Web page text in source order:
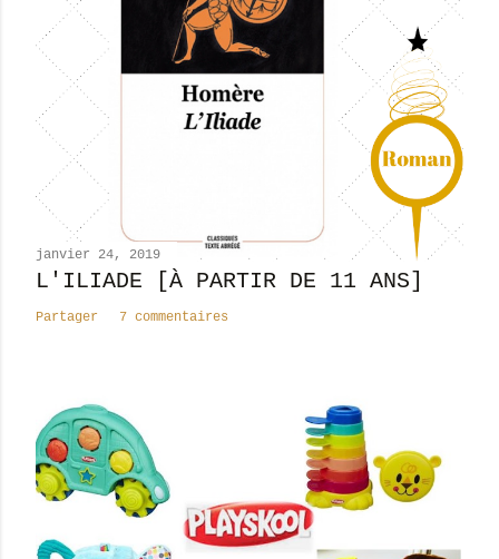
r
c
m
n
t
i
janvier 24, 2019
L'ILIADE [À PARTIR DE 11 ANS]
Partager 7 commentaires